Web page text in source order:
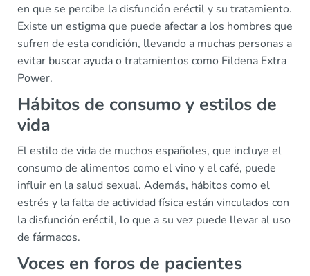
en que se percibe la disfunción eréctil y su tratamiento.
Existe un estigma que puede afectar a los hombres que
sufren de esta condición, llevando a muchas personas a
evitar buscar ayuda o tratamientos como Fildena Extra
Power.
Hábitos de consumo y estilos de
vida
El estilo de vida de muchos españoles, que incluye el
consumo de alimentos como el vino y el café, puede
influir en la salud sexual. Además, hábitos como el
estrés y la falta de actividad física están vinculados con
la disfunción eréctil, lo que a su vez puede llevar al uso
de fármacos.
Voces en foros de pacientes